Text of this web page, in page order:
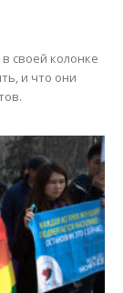
своей колонке
и что они